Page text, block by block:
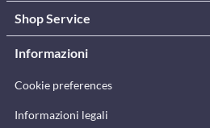
Shop Service
Informazioni
Cookie preferences
Informazioni legali